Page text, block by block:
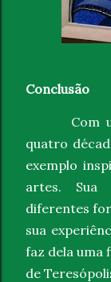
Conclusão
Com
quatro
exemplo
artes. Sua
diferentes
sua
faz dela uma
de